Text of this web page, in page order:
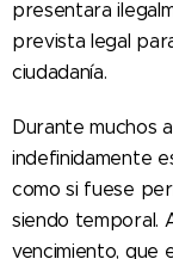
presentara
prevista legal
ciudadanía.
Durante muchos
indefinidamente
como si fuese
siendo temporal.
vencimiento, que